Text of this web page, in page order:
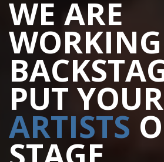
WE ARE
WORKING
PUT YOUR